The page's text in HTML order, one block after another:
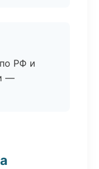
РФ и
—